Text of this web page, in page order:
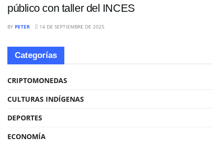
público con taller del INCES
BY PETER 14 DE SEPTIEMBRE DE 2025
Categorías
CRIPTOMONEDAS
CULTURAS INDÍGENAS
DEPORTES
ECONOMÍA